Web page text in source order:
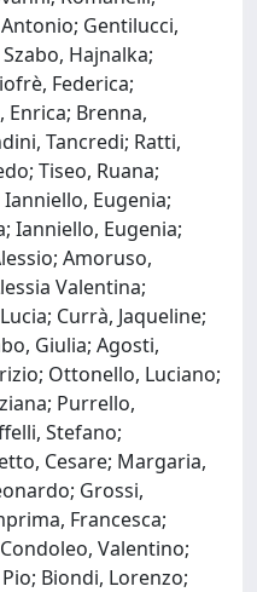
Gentilucci,
Hajnalka;
Federica;
Enrica; Brenna,
Tancredi; Ratti,
Tiseo, Ruana;
Eugenia;
Ianniello, Eugenia;
Amoruso,
Valentina;
Currà, Jaqueline;
Giulia; Agosti,
Ottonello, Luciano;
Purrello,
Stefano;
Cesare; Margaria,
Grossi,
Francesca;
Valentino;
Biondi, Lorenzo;